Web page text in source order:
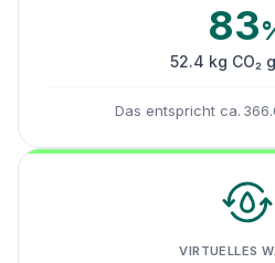
83
52.4 kg CO₂
Das entspricht ca.
VIRTUELLES